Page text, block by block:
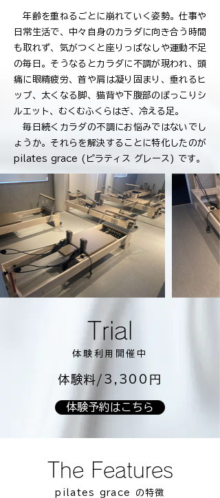
年齢を重ねるごとに崩れていく姿勢。仕事や
日常生活で、中々自身のカラダに向き合う時間
も取れず、気がつくと座りっぱなしや運動不足
の毎日。そうなるとカラダに不調が現われ、頭
痛に眼精疲労、首や肩は凝り固まり、垂れるヒ
ップ、太くなる脚、猫背や下腹部のぽっこりシ
ルエット、むくむふくらはぎ、冷える足。
毎日続くカラダの不調にお悩みではないでし
ょうか。それらを解決することに特化したのが
pilates grace (ピラティス グレース) です。
Trial
体験利用開催中
​ 体験料/3,300円
体験予約はこちら
The Features
pilates grace の特徴